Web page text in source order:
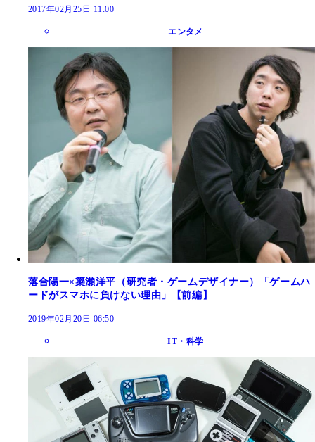
2017年02月25日 11:00
エンタメ
落合陽一×簗瀨洋平（研究者・ゲームデザイナー）「ゲームハ
ードがスマホに負けない理由」【前編】
2019年02月20日 06:50
IT・科学